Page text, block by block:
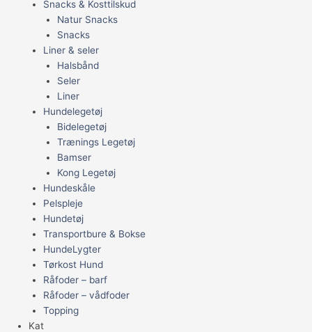
Snacks & Kosttilskud
Natur Snacks
Snacks
Liner & seler
Halsbånd
Seler
Liner
Hundelegetøj
Bidelegetøj
Trænings Legetøj
Bamser
Kong Legetøj
Hundeskåle
Pelspleje
Hundetøj
Transportbure & Bokse
HundeLygter
Tørkost Hund
Råfoder – barf
Råfoder – vådfoder
Topping
Kat